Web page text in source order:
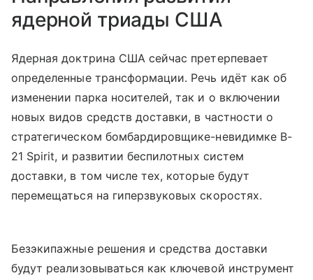
ядерной триады США
Ядерная доктрина США сейчас претерпевает
определенные трансформации. Речь идёт как об
изменении парка носителей, так и о включении
новых видов средств доставки, в частности о
стратегическом бомбардировщике-невидимке B-
21 Spirit, и развитии беспилотных систем
доставки, в том числе тех, которые будут
перемещаться на гиперзвуковых скоростях.
Безэкипажные решения и средства доставки
будут реализовываться как ключевой инструмент